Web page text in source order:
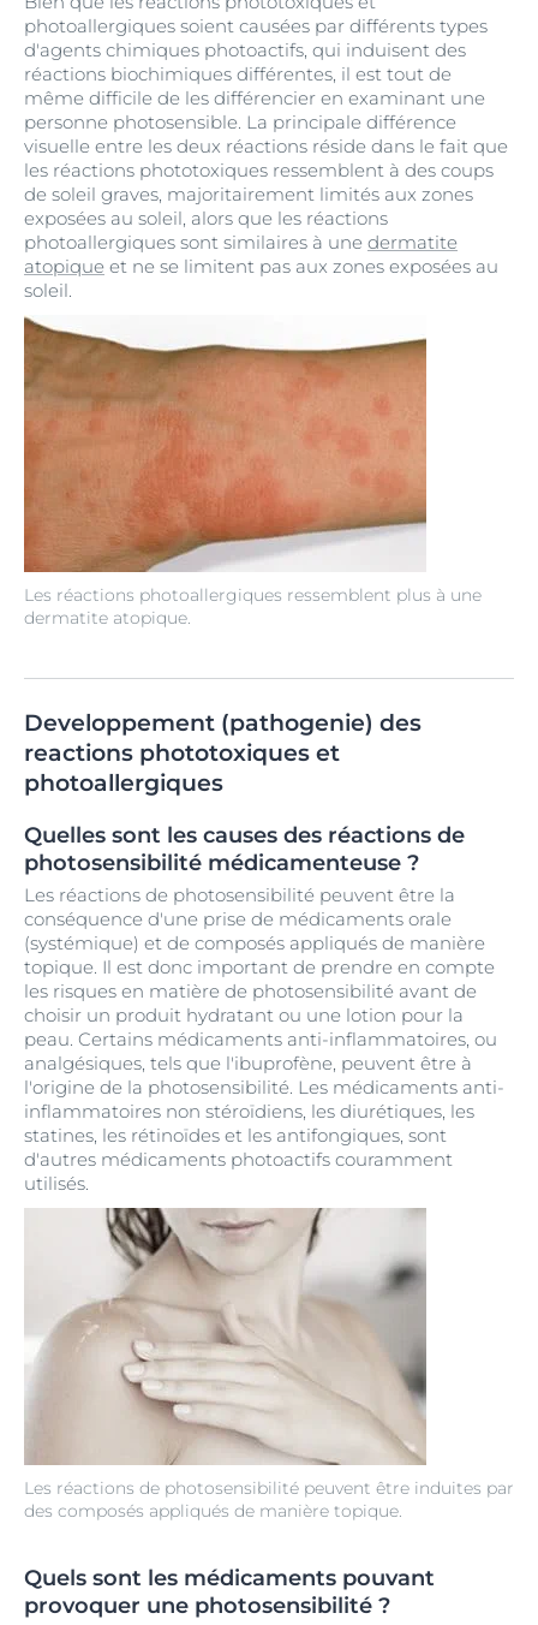
Les réactions photoallergiques ressemblent plus à une
dermatite atopique.
photoallergiques soient causées par différents types
d'agents chimiques photoactifs, qui induisent des
réactions biochimiques différentes, il est tout de
même difficile de les différencier en examinant une
personne photosensible. La principale différence
visuelle entre les deux réactions réside dans le fait que
les réactions phototoxiques ressemblent à des coups
de soleil graves, majoritairement limités aux zones
exposées au soleil, alors que les réactions
photoallergiques sont similaires à une dermatite
atopique et ne se limitent pas aux zones exposées au
soleil.
Developpement (pathogenie) des
reactions phototoxiques et
photoallergiques
Quelles sont les causes des réactions de
photosensibilité médicamenteuse ?
Les réactions de photosensibilité peuvent être induites par
des composés appliqués de manière topique.
Les réactions de photosensibilité peuvent être la
conséquence d'une prise de médicaments orale
(systémique) et de composés appliqués de manière
topique. Il est donc important de prendre en compte
les risques en matière de photosensibilité avant de
choisir un produit hydratant ou une lotion pour la
peau. Certains médicaments anti-inflammatoires, ou
analgésiques, tels que l'ibuprofène, peuvent être à
l'origine de la photosensibilité. Les médicaments anti-
inflammatoires non stéroïdiens, les diurétiques, les
statines, les rétinoïdes et les antifongiques, sont
d'autres médicaments photoactifs couramment
utilisés.
Quels sont les médicaments pouvant
provoquer une photosensibilité ?